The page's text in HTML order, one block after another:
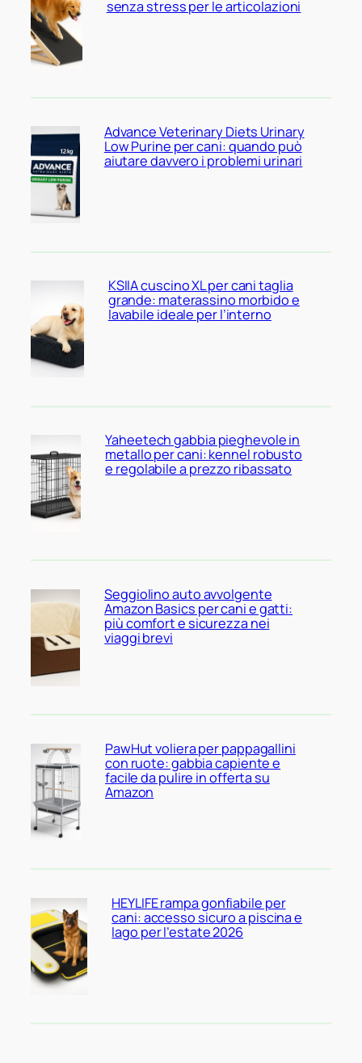
senza stress per le articolazioni
Advance Veterinary Diets Urinary
Low Purine per cani: quando può
aiutare davvero i problemi urinari
KSIIA cuscino XL per cani taglia
grande: materassino morbido e
lavabile ideale per l’interno
Yaheetech gabbia pieghevole in
metallo per cani: kennel robusto
e regolabile a prezzo ribassato
Seggiolino auto avvolgente
Amazon Basics per cani e gatti:
più comfort e sicurezza nei
viaggi brevi
PawHut voliera per pappagallini
con ruote: gabbia capiente e
facile da pulire in offerta su
Amazon
HEYLIFE rampa gonfiabile per
cani: accesso sicuro a piscina e
lago per l’estate 2026